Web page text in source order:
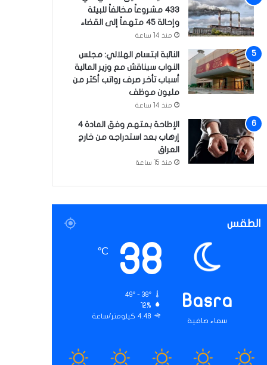
433 مشروعاً مخالفاً للبيئة
وإحالة 45 متهماً إلى القضاء
منذ 14 ساعة
النائبة ابتسام الهلالي: مجلس
النواب سيناقش مع وزير المالية
أسباب تأخر صرف رواتب أكثر من
مليون موظف
منذ 14 ساعة
الإطاحة بمتهم وفق المادة 4
إرهاب بعد استدراجه من خارج
العراق
منذ 15 ساعة
الطقس
Basra
سماء صافية
38
℃
49º - 38º
12%
4.48 كيلومتر/ساعة